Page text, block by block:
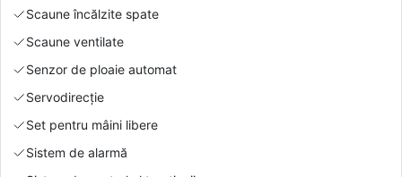
Scaune încălzite spate
Scaune ventilate
Senzor de ploaie automat
Servodirecție
Set pentru mâini libere
Sistem de alarmă